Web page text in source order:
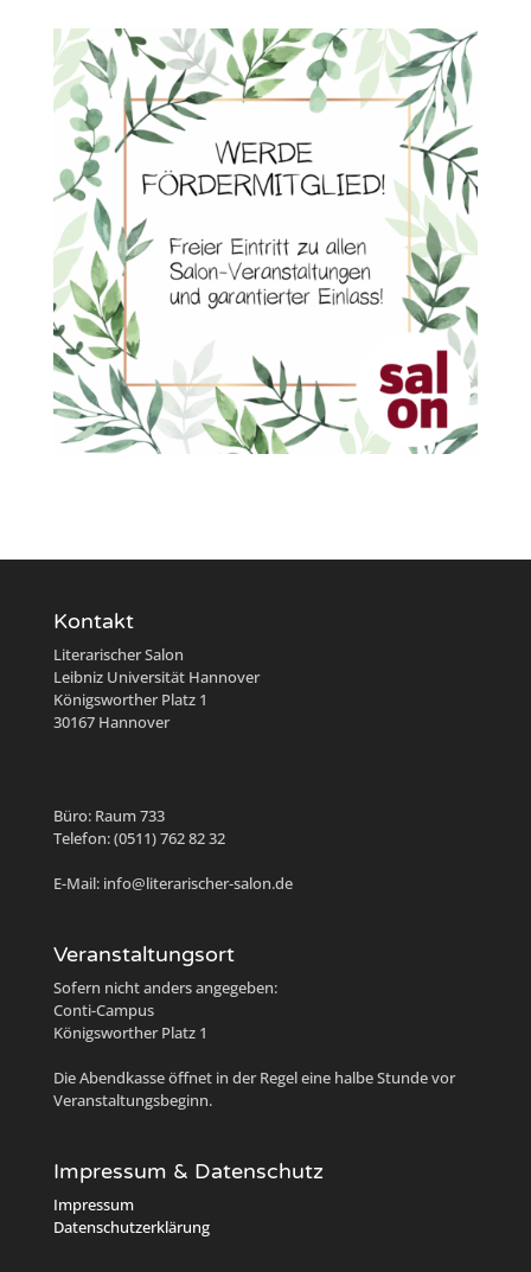
Kontakt
Literarischer Salon
Leibniz Universität Hannover
Königsworther Platz 1
30167 Hannover
Büro: Raum 733
Telefon: (0511) 762 82 32
E-Mail: info@literarischer-salon.de
Veranstaltungsort
Sofern nicht anders angegeben:
Conti-Campus
Königsworther Platz 1
Die Abendkasse öffnet in der Regel eine halbe Stunde vor
Veranstaltungsbeginn.
Impressum & Datenschutz
Impressum
Datenschutzerklärung